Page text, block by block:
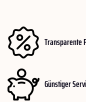
Transparente
Günstiger